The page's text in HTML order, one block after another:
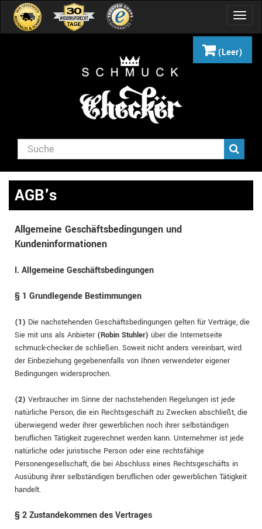
(Leer)
AGB's
Allgemeine Geschäftsbedingungen und
Kundeninformationen
I. Allgemeine Geschäftsbedingungen
§ 1 Grundlegende Bestimmungen
(1) Die nachstehenden Geschäftsbedingungen gelten für Verträge, die
Sie mit uns als Anbieter (Robin Stuhler) über die Internetseite
schmuck-checker.de schließen. Soweit nicht anders vereinbart, wird
der Einbeziehung gegebenenfalls von Ihnen verwendeter eigener
Bedingungen widersprochen.
(2) Verbraucher im Sinne der nachstehenden Regelungen ist jede
natürliche Person, die ein Rechtsgeschäft zu Zwecken abschließt, die
überwiegend weder ihrer gewerblichen noch ihrer selbständigen
beruflichen Tätigkeit zugerechnet werden kann. Unternehmer ist jede
natürliche oder juristische Person oder eine rechtsfähige
Personengesellschaft, die bei Abschluss eines Rechtsgeschäfts in
Ausübung ihrer selbständigen beruflichen oder gewerblichen Tätigkeit
handelt.
§ 2 Zustandekommen des Vertrages